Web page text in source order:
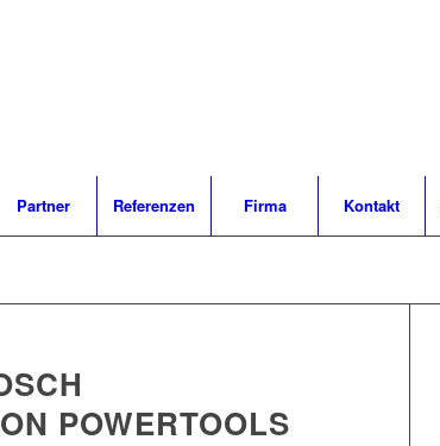
Partner Referenzen Firma Kontakt
POWERTOOLS